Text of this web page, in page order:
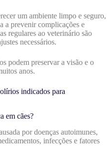
um ambiente limpo e seguro,
a prevenir complicações e
regulares ao veterinário são
necessários.
podem preservar a visão e o
anos.
indicados para
em cães?
por doenças autoimunes,
infecções e fatores